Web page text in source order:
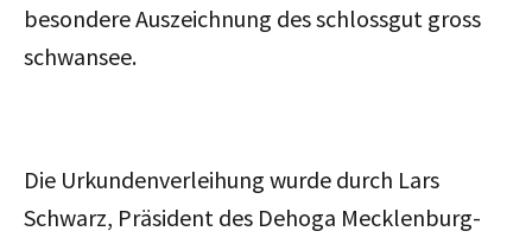
besondere Auszeichnung des schlossgut gross
schwansee.
Die Urkundenverleihung wurde durch Lars
Schwarz, Präsident des Dehoga Mecklenburg-